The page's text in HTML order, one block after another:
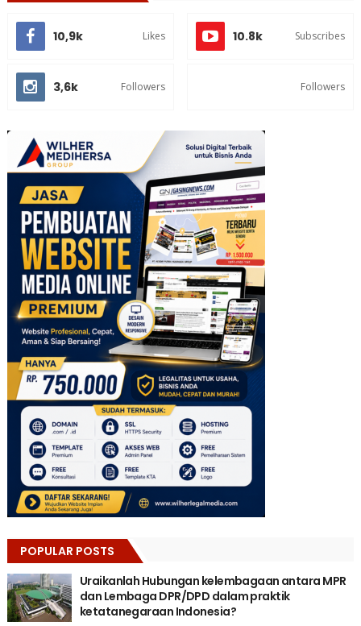
10,9k Likes 10.8k Subscribes
3,6k Followers Followers
POPULAR POSTS
Uraikanlah Hubungan kelembagaan antara MPR
dan Lembaga DPR/DPD dalam praktik
ketatanegaraan Indonesia?